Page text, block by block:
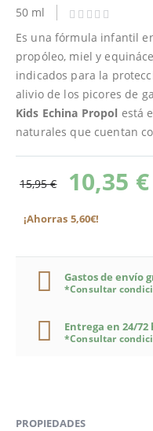
de
imágenes
50 ml
Es una fórmula infantil
propóleo, miel y
indicados para la
alivio de los picores de
Kids Echina Propol está
naturales que cuentan
15,95 € 10,35 €
¡Ahorras 5,60€!
Gastos de envío
*Consultar
Entrega en 24/72
*Consultar
PROPIEDADES